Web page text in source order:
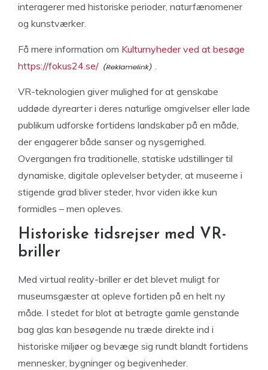
interagerer med historiske perioder, naturfænomener
og kunstværker.
Få mere information om Kulturnyheder ved at besøge
https://fokus24.se/
.
VR-teknologien giver mulighed for at genskabe
uddøde dyrearter i deres naturlige omgivelser eller lade
publikum udforske fortidens landskaber på en måde,
der engagerer både sanser og nysgerrighed.
Overgangen fra traditionelle, statiske udstillinger til
dynamiske, digitale oplevelser betyder, at museerne i
stigende grad bliver steder, hvor viden ikke kun
formidles – men opleves.
Historiske tidsrejser med VR-
briller
Med virtual reality-briller er det blevet muligt for
museumsgæster at opleve fortiden på en helt ny
måde. I stedet for blot at betragte gamle genstande
bag glas kan besøgende nu træde direkte ind i
historiske miljøer og bevæge sig rundt blandt fortidens
mennesker, bygninger og begivenheder.